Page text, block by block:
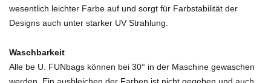
wesentlich leichter Farbe auf und sorgt für Farbstabilität der
Designs auch unter starker UV Strahlung.
Waschbarkeit
Alle be U. FUNbags können bei 30° in der Maschine gewaschen